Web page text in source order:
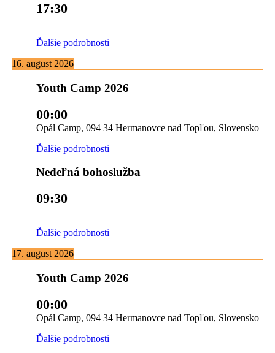
17:30
Ďalšie podrobnosti
16. august 2026
Youth Camp 2026
00:00
Opál Camp, 094 34 Hermanovce nad Topľou, Slovensko
Ďalšie podrobnosti
Nedeľná bohoslužba
09:30
Ďalšie podrobnosti
17. august 2026
Youth Camp 2026
00:00
Opál Camp, 094 34 Hermanovce nad Topľou, Slovensko
Ďalšie podrobnosti